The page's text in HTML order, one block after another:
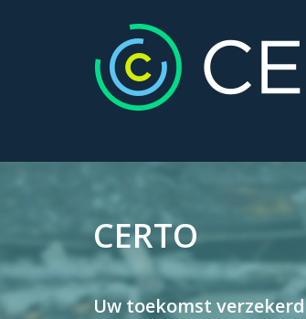
CERTO
Uw toekomst verzekerd